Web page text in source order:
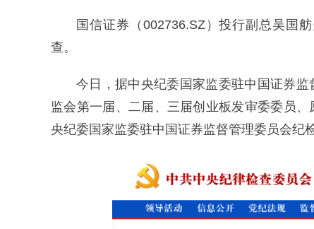
国信证券（002736.SZ）投行副总吴国
查。
今日，据中央纪委国家监委驻中国证券
监会第一届、二届、三届创业板发审委委员
央纪委国家监委驻中国证券监督管理委员会纪